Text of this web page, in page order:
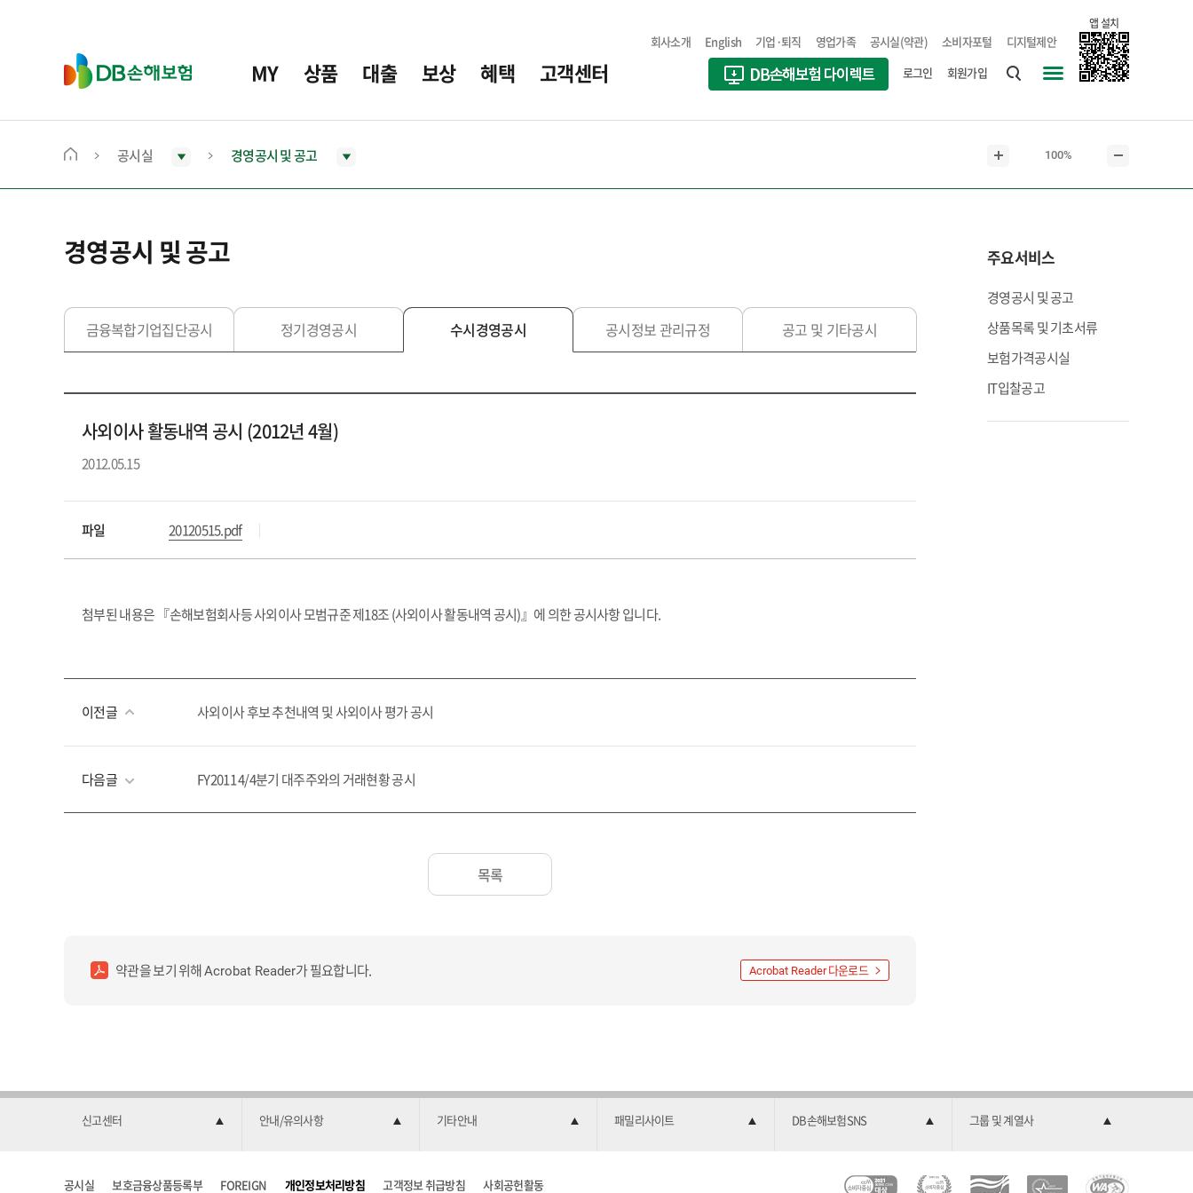
D
B
보
MY 상품 대출 보상 혜택 고객센터
회사소개 English 기업·퇴직 영업가족 공시실(약관) 소비자포털 디지털제안
앱 설치
로그인
회원가입
맵
메
으
로
동
공시실 경영공시 및 공고
본
문
현
기
100%
문
경영공시 및 공고
금융복합기업집단공시 정기경영공시 수시경영공시 공시정보 관리규정 공고 및 기타공시
사외이사 활동내역 공시 (2012년 4월)
2012.05.15
파일 20120515.pdf
첨부된 내용은 『손해보험회사등 사외이사 모범규준 제18조 (사외이사 활동내역 공시)』에 의한 공시사항 입니다.
이전글 사외이사 후보 추천내역 및 사외이사 평가 공시
다음글 FY2011 4/4분기 대주주와의 거래현황 공시
목록
약관을 보기 위해Acrobat Reader가 필요합니다. Acrobat Reader다운로드
주요서비스
경영공시 및 공고
상품목록 및 기초서류
보험가격공시실
IT입찰공고
신고센터 안내/유의사항 기타안내 패밀리사이트 DB손해보험SNS 그룹 및 계열사
공시실 보호금융상품등록부 FOREIGN 개인정보처리방침 고객정보 취급방침 사회공헌활동 C 소 2 한 과